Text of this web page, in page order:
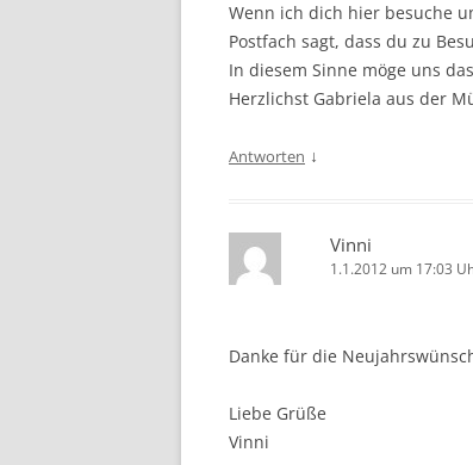
Wenn ich dich hier besuche
Postfach sagt, dass du zu
In diesem Sinne möge uns
Herzlichst Gabriela aus der
Antworten ↓
Vinni
1.1.2012 um 17:03
Danke für die
Liebe Grüße
Vinni